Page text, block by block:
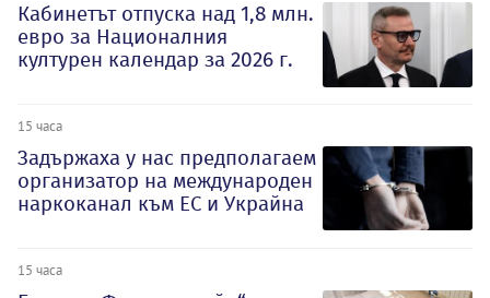
Кабинетът отпуска над 1,8 млн.
евро за Националния
културен календар за 2026 г.
15 часа
Задържаха у нас предполагаем
организатор на международен
наркоканал към ЕС и Украйна
15 часа